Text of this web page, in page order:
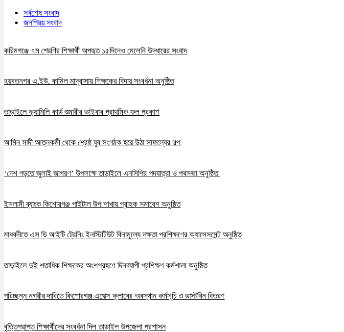
সর্বশেষ সংবাদ
জনপ্রিয় সংবাদ
করিমগঞ্জে ৭ম শ্রেণির শিক্ষার্থী অপহৃত ১৫দিনেও মেলেনি উদ্ধারের সংবাদ
হয়বতনগর এ.ইউ. কামিল মাদ্রাসায় শিক্ষকের বিদায় সংবর্ধনা অনুষ্ঠিত
তাড়াইলে ফ্যামিলি কার্ড শুমারীর ভাইবার প্রাথমিক ফল প্রকাশ
আমিন সাদী আত্নকর্মী থেকে শ্রেষ্ঠ যুব সংগঠক হয়ে উঠা সাফল্যের গল্প
‘দেশ গড়তে জুলাই জাগরণ’ উপলক্ষে তাড়াইলে এনসিপির পদযাত্রা ও পথসভা অনুষ্ঠিত
ইসলামী ব্যাংক কিশোরগঞ্জ গাইটাল উপ শাখায় গ্রাহক সমাবেশ অনুষ্ঠিত
মাধবদীতে এস ডি আইটি ট্রেনিং ইনস্টিটিউট বিনামূল্যে দক্ষতা প্রশিক্ষণের অ্যাসেসমেন্ট অনুষ্ঠিত
তাড়াইলে দুই শতাধিক শিক্ষকের অংশগ্রহণে দিনব্যাপী প্রশিক্ষণ কর্মশালা অনুষ্ঠিত
পরিচ্ছন্ন নগরীর দাবিতে কিশোরগঞ্জ এপেক্স ক্লাবের অবস্থান কর্মসূচি ও ডাস্টবিন বিতরণ
বৃত্তিপ্রাপ্ত শিক্ষার্থীদের সংবর্ধনা দিল তাড়াইল উপজেলা প্রশাসন